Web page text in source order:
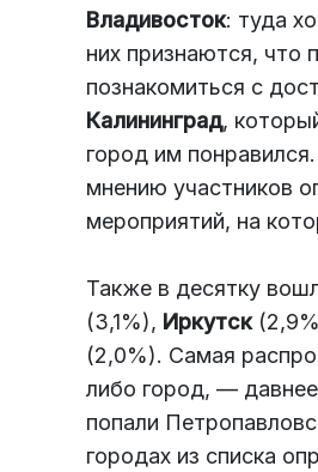
Владивосток: туда
них признаются, что
познакомиться с
Калининград,
город им
мнению участников
мероприятий, на
Также в десятку
(3,1%), Иркутск
(2,0%). Самая
либо город, —
попали
городах из списка